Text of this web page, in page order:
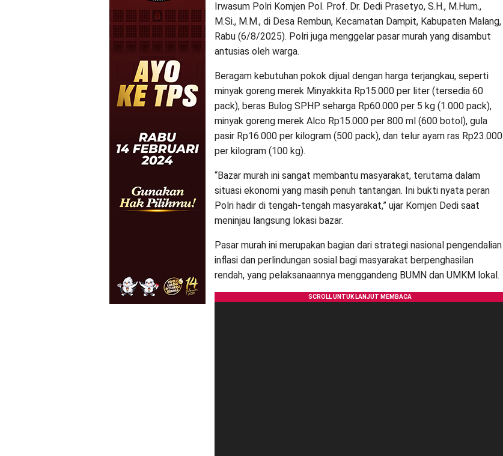
Irwasum Polri Komjen Pol. Prof. Dr. Dedi Prasetyo, S.H., M.Hum.,
M.Si., M.M., di Desa Rembun, Kecamatan Dampit, Kabupaten Malang,
Rabu (6/8/2025). Polri juga menggelar pasar murah yang disambut
antusias oleh warga.
Beragam kebutuhan pokok dijual dengan harga terjangkau, seperti
minyak goreng merek Minyakkita Rp15.000 per liter (tersedia 60
pack), beras Bulog SPHP seharga Rp60.000 per 5 kg (1.000 pack),
minyak goreng merek Alco Rp15.000 per 800 ml (600 botol), gula
pasir Rp16.000 per kilogram (500 pack), dan telur ayam ras Rp23.000
per kilogram (100 kg).
“Bazar murah ini sangat membantu masyarakat, terutama dalam
situasi ekonomi yang masih penuh tantangan. Ini bukti nyata peran
Polri hadir di tengah-tengah masyarakat,” ujar Komjen Dedi saat
meninjau langsung lokasi bazar.
Pasar murah ini merupakan bagian dari strategi nasional pengendalian
inflasi dan perlindungan sosial bagi masyarakat berpenghasilan
rendah, yang pelaksanaannya menggandeng BUMN dan UMKM lokal.